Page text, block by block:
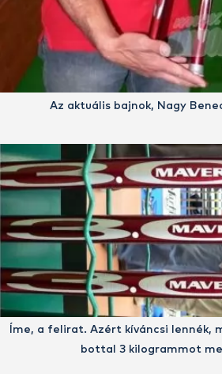
Az aktuális bajnok, Nagy
Íme, a felirat. Azért kíváncsi lennék,
bottal 3 kilogrammot